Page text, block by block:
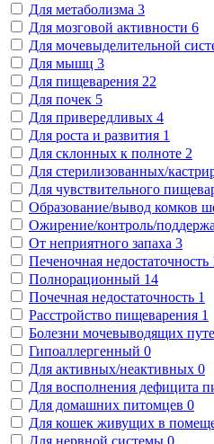
Для метаболизма 3
Для мозговой активности 6
Для мочевыделительной
Для мышц 3
Для пищеварения 22
Для почек 5
Для привередливых 4
Для роста и развития 1
Для склонных к полноте 2
Для стерилизованных/
Для чувствительного
Образование/вывод комков
Ожирение/контроль/
От неприятного запаха 3
Печеночная недостаточность
Полнорационный 14
Почечная недостаточность 1
Расстройство пищеварения 1
Болезни мочевыводящих
Гипоаллергенный 0
Для активных/неактивных 0
Для восполнения дефицита
Для домашних питомцев 0
Для кошек живущих в
Для нервной системы 0